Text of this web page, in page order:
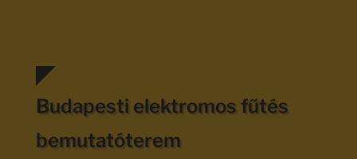
Budapesti elektromos fűtés
bemutatóterem